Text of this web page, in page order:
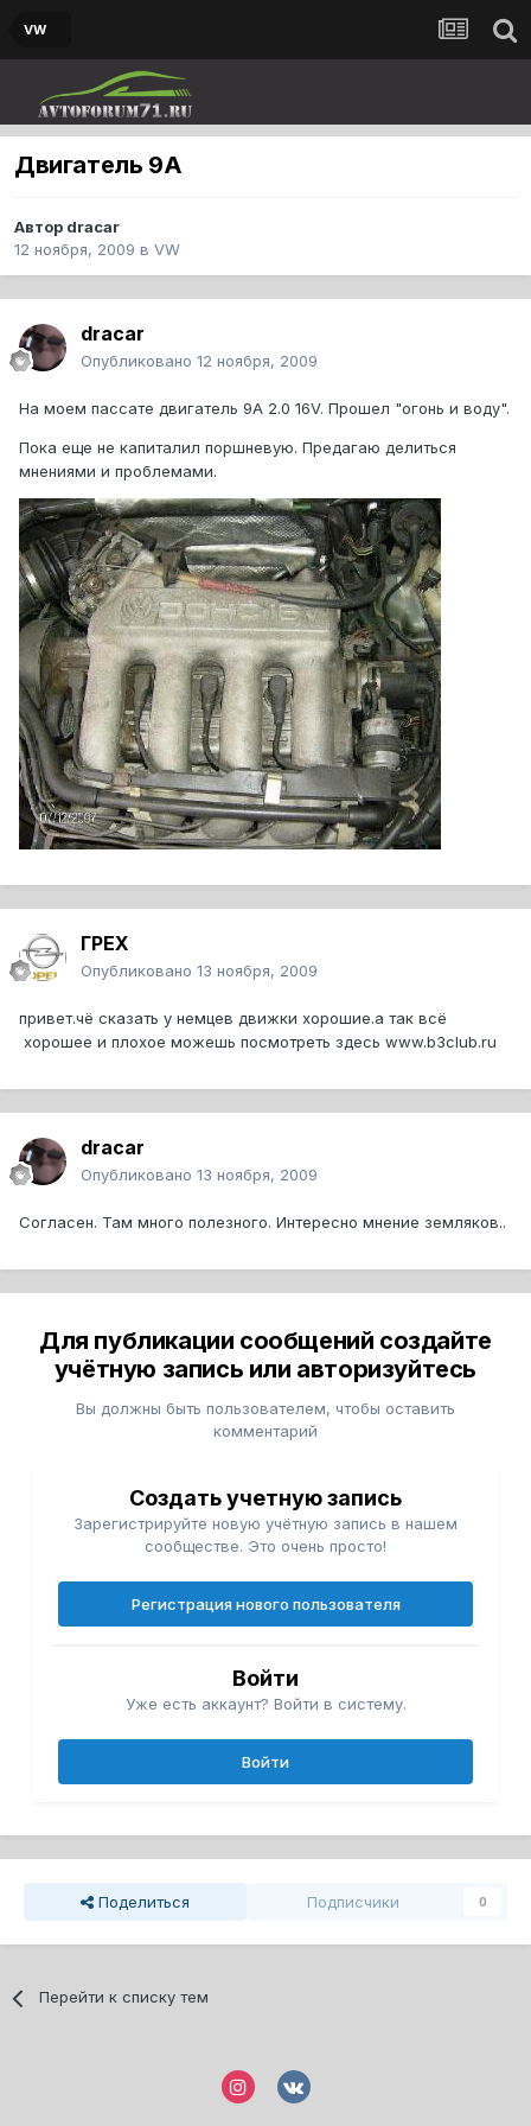
VW
Двигатель 9A
Автор dracar
12 ноября, 2009 в VW
dracar
Опубликовано 12 ноября, 2009
На моем пассате двигатель 9А 2.0 16V. Прошел "огонь и воду".
Пока еще не капиталил поршневую. Предагаю делиться
мнениями и проблемами.
ГРЕХ
Опубликовано 13 ноября, 2009
привет.чё сказать у немцев движки хорошие.а так всё
хорошее и плохое можешь посмотреть здесь www.b3club.ru
dracar
Опубликовано 13 ноября, 2009
Согласен. Там много полезного. Интересно мнение земляков..
Для публикации сообщений создайте
учётную запись или авторизуйтесь
Вы должны быть пользователем, чтобы оставить
комментарий
Создать учетную запись
Зарегистрируйте новую учётную запись в нашем
сообществе. Это очень просто!
Регистрация нового пользователя
Войти
Уже есть аккаунт? Войти в систему.
Войти
Поделиться Подписчики 0
Перейти к списку тем